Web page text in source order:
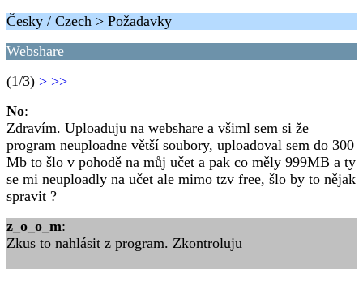
Česky / Czech > Požadavky
Webshare
(1/3) > >>
No:
Zdravím. Uploaduju na webshare a všiml sem si že
program neuploadne větší soubory, uploadoval sem do 300
Mb to šlo v pohodě na můj učet a pak co měly 999MB a ty
se mi neuploadly na učet ale mimo tzv free, šlo by to nějak
spravit ?
z_o_o_m:
Zkus to nahlásit z program. Zkontroluju